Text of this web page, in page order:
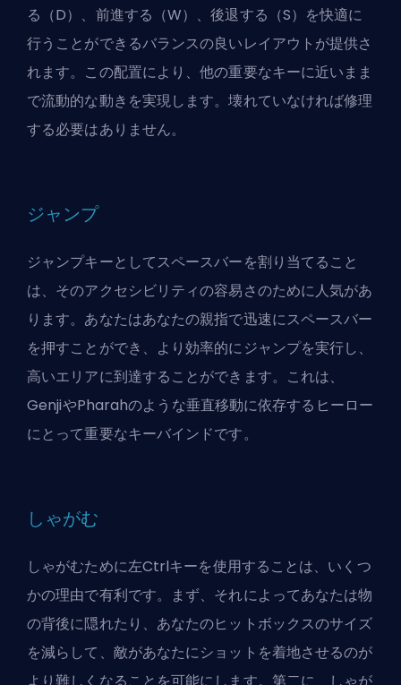
る（D）、前進する（W）、後退する（S）を快適に
行うことができるバランスの良いレイアウトが提供さ
れます。この配置により、他の重要なキーに近いまま
で流動的な動きを実現します。壊れていなければ修理
する必要はありません。
ジャンプ
ジャンプキーとしてスペースバーを割り当てること
は、そのアクセシビリティの容易さのために人気があ
ります。あなたはあなたの親指で迅速にスペースバー
を押すことができ、より効率的にジャンプを実行し、
高いエリアに到達することができます。これは、
GenjiやPharahのような垂直移動に依存するヒーロー
にとって重要なキーバインドです。
しゃがむ
しゃがむために左Ctrlキーを使用することは、いくつ
かの理由で有利です。まず、それによってあなたは物
の背後に隠れたり、あなたのヒットボックスのサイズ
を減らして、敵があなたにショットを着地させるのが
より難しくなることを可能にします。第二に、しゃが